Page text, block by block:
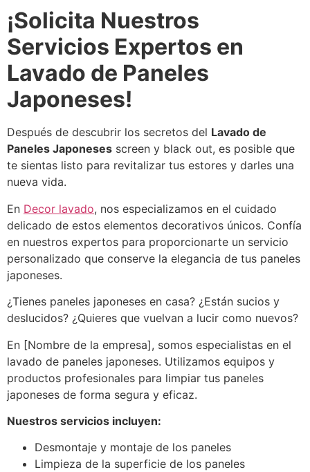
¡Solicita Nuestros
Servicios Expertos en
Lavado de Paneles
Japoneses!
Después de descubrir los secretos del Lavado de
Paneles Japoneses screen y black out, es posible que
te sientas listo para revitalizar tus estores y darles una
nueva vida.
En Decor lavado, nos especializamos en el cuidado
delicado de estos elementos decorativos únicos. Confía
en nuestros expertos para proporcionarte un servicio
personalizado que conserve la elegancia de tus paneles
japoneses.
¿Tienes paneles japoneses en casa? ¿Están sucios y
deslucidos? ¿Quieres que vuelvan a lucir como nuevos?
En [Nombre de la empresa], somos especialistas en el
lavado de paneles japoneses. Utilizamos equipos y
productos profesionales para limpiar tus paneles
japoneses de forma segura y eficaz.
Nuestros servicios incluyen:
Desmontaje y montaje de los paneles
Limpieza de la superficie de los paneles